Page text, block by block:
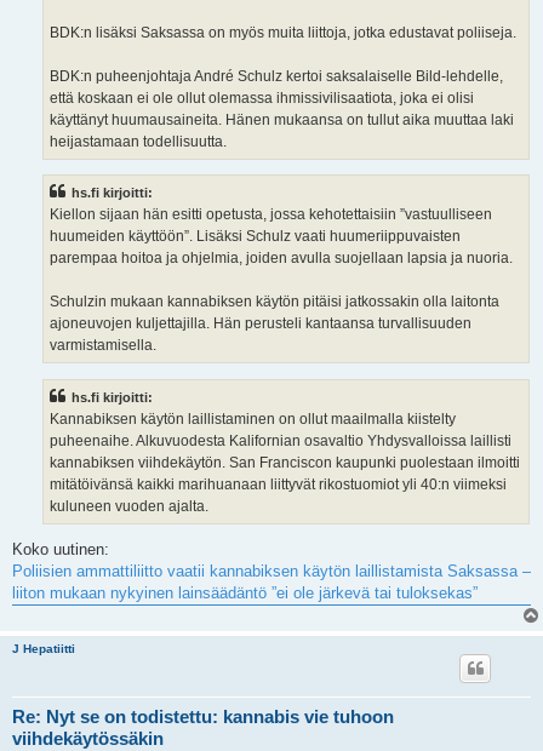
BDK:n lisäksi Saksassa on myös muita liittoja, jotka edustavat poliiseja.
BDK:n puheenjohtaja André Schulz kertoi saksalaiselle Bild-lehdelle,
että koskaan ei ole ollut olemassa ihmissivilisaatiota, joka ei olisi
käyttänyt huumausaineita. Hänen mukaansa on tullut aika muuttaa laki
heijastamaan todellisuutta.
hs.fi kirjoitti:
Kiellon sijaan hän esitti opetusta, jossa kehotettaisiin ”vastuulliseen
huumeiden käyttöön”. Lisäksi Schulz vaati huumeriippuvaisten
parempaa hoitoa ja ohjelmia, joiden avulla suojellaan lapsia ja nuoria.
Schulzin mukaan kannabiksen käytön pitäisi jatkossakin olla laitonta
ajoneuvojen kuljettajilla. Hän perusteli kantaansa turvallisuuden
varmistamisella.
hs.fi kirjoitti:
Kannabiksen käytön laillistaminen on ollut maailmalla kiistelty
puheenaihe. Alkuvuodesta Kalifornian osavaltio Yhdysvalloissa laillisti
kannabiksen viihdekäytön. San Franciscon kaupunki puolestaan ilmoitti
mitätöivänsä kaikki marihuanaan liittyvät rikostuomiot yli 40:n viimeksi
kuluneen vuoden ajalta.
Koko uutinen:
Poliisien ammattiliitto vaatii kannabiksen käytön laillistamista Saksassa –
liiton mukaan nykyinen lainsäädäntö ”ei ole järkevä tai tuloksekas”
J Hepatiitti
Re: Nyt se on todistettu: kannabis vie tuhoon
viihdekäytössäkin